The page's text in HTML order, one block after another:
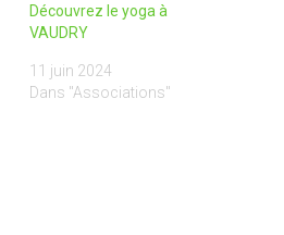
Découvrez le yoga à
VAUDRY
11 juin 2024
Dans "Associations"